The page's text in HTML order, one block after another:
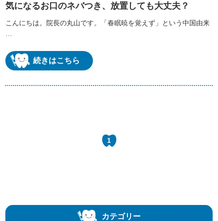
気になるお口のネバつき、放置しても大丈夫？
こんにちは。院長の丸山です。「春眠暁を覚えず」という中国由来
続きはこちら
1
カテゴリー